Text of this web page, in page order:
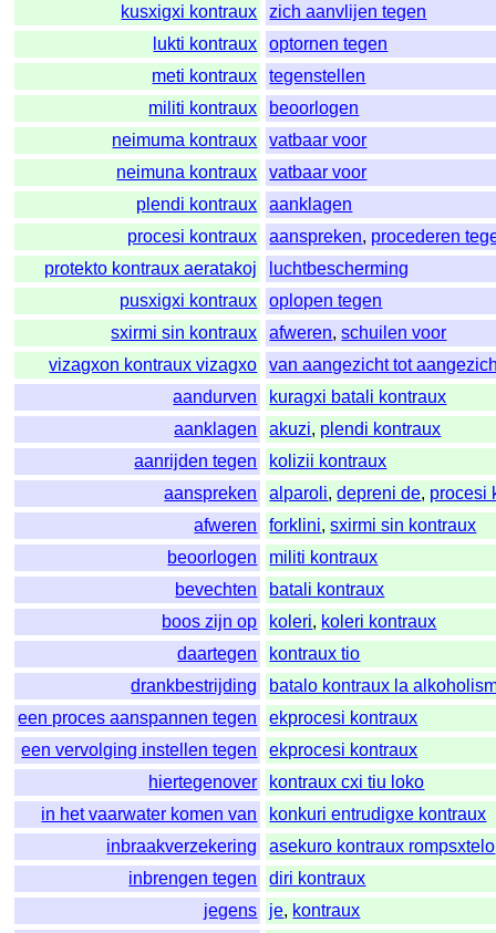
kusxigxi kontraux
zich aanvlijen tegen
lukti kontraux
optornen tegen
meti kontraux
tegenstellen
militi kontraux
beoorlogen
neimuma kontraux
vatbaar voor
neimuna kontraux
vatbaar voor
plendi kontraux
aanklagen
procesi kontraux
aanspreken, procederen
protekto kontraux aeratakoj
luchtbescherming
pusxigxi kontraux
oplopen tegen
sxirmi sin kontraux
afweren,schuilen voor
vizagxon kontraux vizagxo
van aangezicht tot
aandurven
kuragxi batali kontraux
aanklagen
akuzi, plendi kontraux
aanrijden tegen
kolizii kontraux
aanspreken
alparoli,depreni de, procesi
afweren
forklini,sxirmi sin kontraux
beoorlogen
militi kontraux
bevechten
batali kontraux
boos zijn op
koleri, koleri kontraux
daartegen
kontraux tio
drankbestrijding
batalo kontraux la
een proces aanspannen tegen
ekprocesi kontraux
een vervolging instellen tegen
ekprocesi kontraux
hiertegenover
kontraux cxi tiu loko
in het vaarwater komen van
konkuri entrudigxe kontraux
inbraakverzekering
asekuro kontraux rompsxtelo
inbrengen tegen
diri kontraux
jegens
je, kontraux